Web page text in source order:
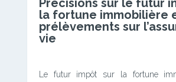
Précisions sur le futur
la fortune immobilière
prélèvements sur
vie
Le futur impôt sur la fortune